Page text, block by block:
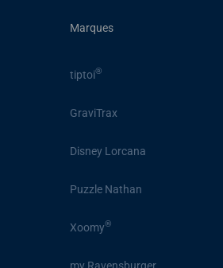
Marques
tiptoi®
GraviTrax
Disney Lorcana
Puzzle Nathan
Xoomy®
my Ravensburger